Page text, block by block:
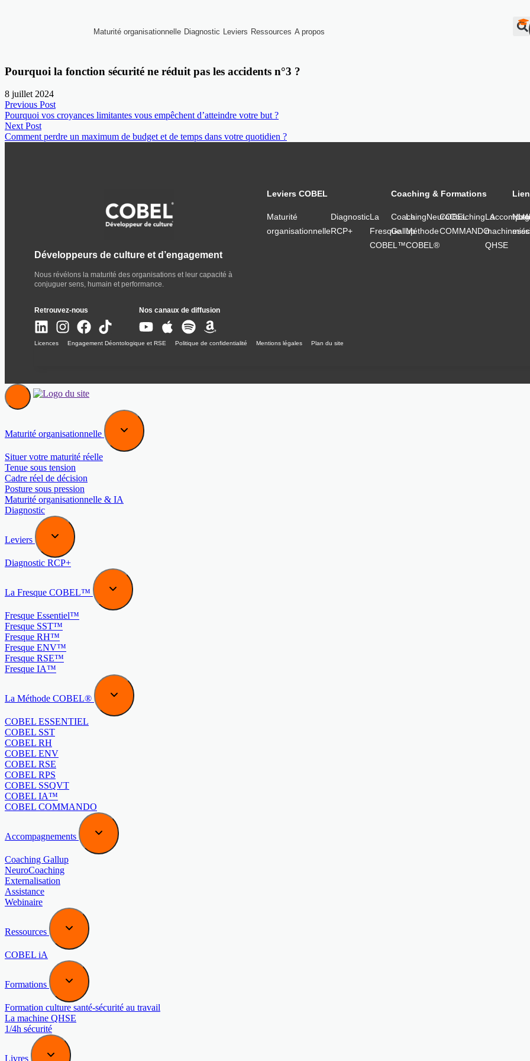
Maturité organisationnelle Diagnostic Leviers Ressources A propos
Pourquoi la fonction sécurité ne réduit pas les accidents n°3 ?
8 juillet 2024
Previous Post
Pourquoi vos croyances limitantes vous empêchent d’atteindre votre but ?
Next Post
Comment perdre un maximum de budget et de temps dans votre quotidien ?
Développeurs de culture et d’engagement
Nous révélons la maturité des organisations et leur capacité à
conjuguer sens, humain et performance.
Retrouvez-nous Nos canaux de diffusion
Leviers COBEL
Maturité
organisationnelle
Diagnostic
RCP+
La
Fresque
COBEL™
La
Méthode
COBEL®
COBEL
COMMANDO
Coaching & Formations
Coaching
Gallup
NeuroCoachingLa
machine
QHSE
1/
Licences Engagement Déontologique et RSE Politique de confidentialité Mentions légales Plan du site
Maturité organisationnelle
Situer votre maturité réelle
Tenue sous tension
Cadre réel de décision
Posture sous pression
Maturité organisationnelle & IA
Diagnostic
Leviers
Diagnostic RCP+
La Fresque COBEL™
Fresque Essentiel™
Fresque SST™
Fresque RH™
Fresque ENV™
Fresque RSE™
Fresque IA™
La Méthode COBEL®
COBEL ESSENTIEL
COBEL SST
COBEL RH
COBEL ENV
COBEL RSE
COBEL RPS
COBEL SSQVT
COBEL IA™
COBEL COMMANDO
Accompagnements
Coaching Gallup
NeuroCoaching
Externalisation
Assistance
Webinaire
Ressources
COBEL iA
Formations
Formation culture santé-sécurité au travail
La machine QHSE
1/4h sécurité
Livres